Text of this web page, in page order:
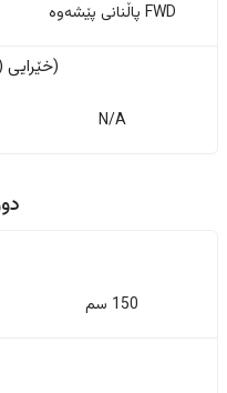
FWD پاڵنانی پێشەوە
(خێرایی (0-100کم/
N/A
150 سم